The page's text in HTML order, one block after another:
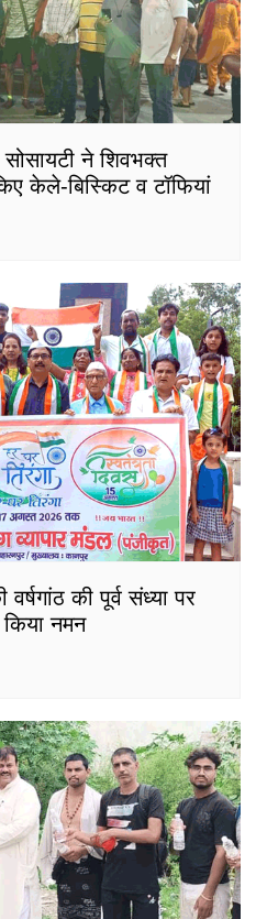
ने शिवभक्त
केले-बिस्किट व टॉफियां
की पूर्व संध्या पर
किया नमन